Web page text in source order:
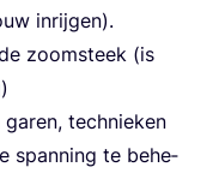
inrijgen).
zoom­steek (is
tech­nie­ken
span­ning te behe­